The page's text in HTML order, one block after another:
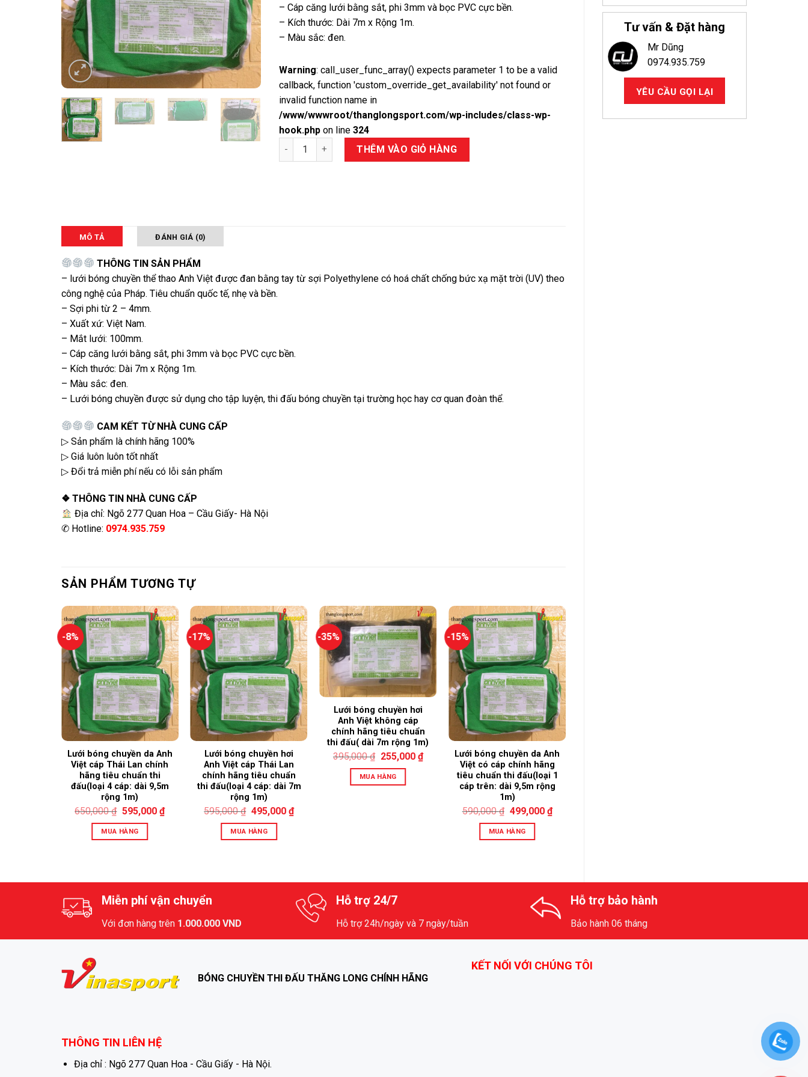
Tư vấn & Đặt hàng
Mr Dũng
0974.935.759
YÊU CẦU GỌI LẠI
– Cáp căng lưới bằng sắt, phi 3mm và bọc PVC cực bền.
– Kích thước: Dài 7m x Rộng 1m.
– Màu sắc: đen.
Warning: call_user_func_array() expects parameter 1 to be a valid
callback, function 'custom_override_get_availability' not found or
invalid function name in
/www/wwwroot/thanglongsport.com/wp-includes/class-wp-
hook.php on line324
Số lượng THÊM VÀO GIỎ HÀNG
MÔ TẢ ĐÁNH GIÁ (0)
THÔNG TIN SẢN PHẨM
– lưới bóng chuyền thể thao Anh Việt được đan bằng tay từ sợi Polyethylene có hoá chất chống bức xạ mặt trời (UV) theo
công nghệ của Pháp. Tiêu chuẩn quốc tế, nhẹ và bền.
– Sợi phi từ 2 – 4mm.
– Xuất xứ: Việt Nam.
– Mắt lưới: 100mm.
– Cáp căng lưới bằng sắt, phi 3mm và bọc PVC cực bền.
– Kích thước: Dài 7m x Rộng 1m.
– Màu sắc: đen.
– Lưới bóng chuyền được sử dụng cho tập luyện, thi đấu bóng chuyền tại trường học hay cơ quan đoàn thể.
CAM KẾT TỪ NHÀ CUNG CẤP
▷ Sản phẩm là chính hãng 100%
▷ Giá luôn luôn tốt nhất
▷ Đổi trả miễn phí nếu có lỗi sản phẩm
❖ THÔNG TIN NHÀ CUNG CẤP
Địa chỉ: Ngõ 277 Quan Hoa – Cầu Giấy- Hà Nội
✆ Hotline: 0974.935.759
SẢN PHẨM TƯƠNG TỰ
-8%
Lưới bóng chuyền da Anh
Việt cáp Thái Lan chính
hãng tiêu chuẩn thi
đấu(loại 4 cáp: dài 9,5m
rộng 1m)
650,000₫ 595,000₫
MUA HÀNG
-17%
Lưới bóng chuyền hơi
Anh Việt cáp Thái Lan
chính hãng tiêu chuẩn
thi đấu(loại 4 cáp: dài 7m
rộng 1m)
595,000₫ 495,000₫
MUA HÀNG
-35%
Lưới bóng chuyền hơi
Anh Việt không cáp
chính hãng tiêu chuẩn
thi đấu( dài 7m rộng 1m)
395,000₫ 255,000 ₫
MUA HÀNG
-15%
Lưới bóng chuyền da Anh
Việt có cáp chính hãng
tiêu chuẩn thi đấu(loại 1
cáp trên: dài 9,5m rộng
1m)
590,000₫ 499,000 ₫
MUA HÀNG
Miễn phí vận chuyển
Với đơn hàng trên 1.000.000 VND
Hỗ trợ 24/7
Hỗ trợ 24h/ngày và 7 ngày/tuần
Hỗ trợ bảo hành
Bảo hành 06 tháng
BÓNG CHUYỀN THI ĐẤU THĂNG LONG CHÍNH HÃNG
THÔNG TIN LIÊN HỆ
Địa chỉ : Ngõ 277 Quan Hoa - Cầu Giấy - Hà Nội.
KẾT NỐI VỚI CHÚNG TÔI